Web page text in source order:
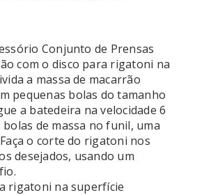
Conjunto de Prensas
com o disco para rigatoni na
a massa de macarrão
pequenas bolas do tamanho
a batedeira na velocidade 6
bolas de massa no funil, uma
o corte do rigatoni nos
desejados, usando um
rigatoni na superfície